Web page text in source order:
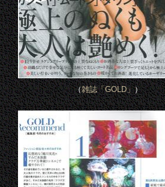
（雑誌「GOLD」）